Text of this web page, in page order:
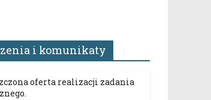
i komunikaty
oferta realizacji zadania